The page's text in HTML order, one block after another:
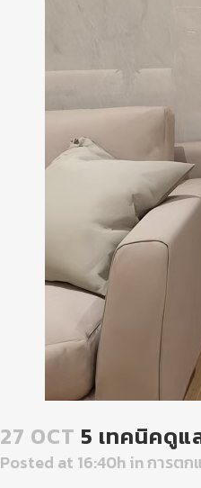
27 OCT 5 เทคนิคดูแ
Posted at 16:40hinการตก